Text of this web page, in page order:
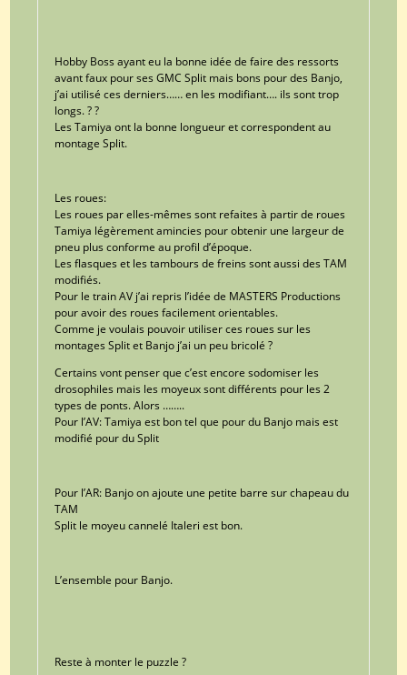
Hobby Boss ayant eu la bonne idée de faire des ressorts
avant faux pour ses GMC Split mais bons pour des Banjo,
j’ai utilisé ces derniers…… en les modifiant…. ils sont trop
longs. ? ?
Les Tamiya ont la bonne longueur et correspondent au
montage Split.
Les roues:
Les roues par elles-mêmes sont refaites à partir de roues
Tamiya légèrement amincies pour obtenir une largeur de
pneu plus conforme au profil d’époque.
Les flasques et les tambours de freins sont aussi des TAM
modifiés.
Pour le train AV j’ai repris l’idée de MASTERS Productions
pour avoir des roues facilement orientables.
Comme je voulais pouvoir utiliser ces roues sur les
montages Split et Banjo j’ai un peu bricolé ?
Certains vont penser que c’est encore sodomiser les
drosophiles mais les moyeux sont différents pour les 2
types de ponts. Alors ……..
Pour l’AV: Tamiya est bon tel que pour du Banjo mais est
modifié pour du Split
Pour l’AR: Banjo on ajoute une petite barre sur chapeau du
TAM
Split le moyeu cannelé Italeri est bon.
L’ensemble pour Banjo.
Reste à monter le puzzle ?